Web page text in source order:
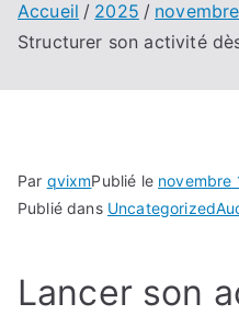
Accueil 2025 novembre
Structurer son activité
Par qvixmPublié le novembre
Publié dans Uncategorized
Lancer son